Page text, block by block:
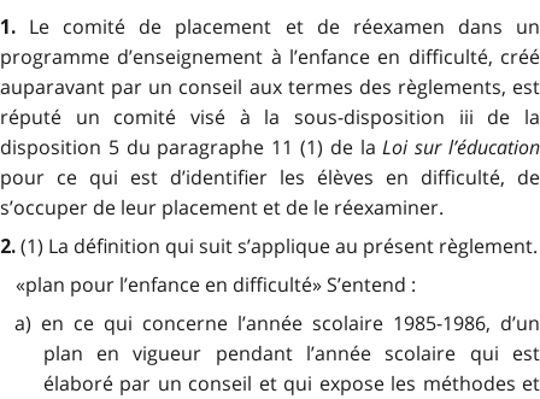
1. Le comité de placement et de réexamen dans un
programme d’enseignement à l’enfance en difficulté, créé
auparavant par un conseil aux termes des règlements, est
réputé un comité visé à la sous-disposition iii de la
disposition 5 du paragraphe 11 (1) de laLoi sur l’éducation
pour ce qui est d’identifier les élèves en difficulté, de
s’occuper de leur placement et de le réexaminer.
2. (1) La définition qui suit s’applique au présent règlement.
«plan pour l’enfance en difficulté» S’entend :
a) en ce qui concerne l’année scolaire 1985-1986, d’un
plan en vigueur pendant l’année scolaire qui est
élaboré par un conseil et qui expose les méthodes et